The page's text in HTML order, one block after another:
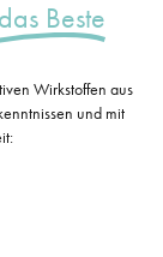
das Beste
Wirkstoffen aus
und mit